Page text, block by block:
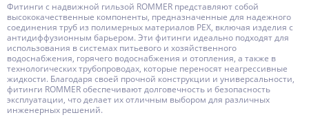
Фитинги с надвижной гильзой ROMMER представляют собой
высококачественные компоненты, предназначенные для надежного
соединения труб из полимерных материалов PEX, включая изделия с
антидиффузионным барьером. Эти фитинги идеально подходят для
использования в системах питьевого и хозяйственного
водоснабжения, горячего водоснабжения и отопления, а также в
технологических трубопроводах, которые переносят неагрессивные
жидкости. Благодаря своей прочной конструкции и универсальности,
фитинги ROMMER обеспечивают долговечность и безопасность
эксплуатации, что делает их отличным выбором для различных
инженерных решений.